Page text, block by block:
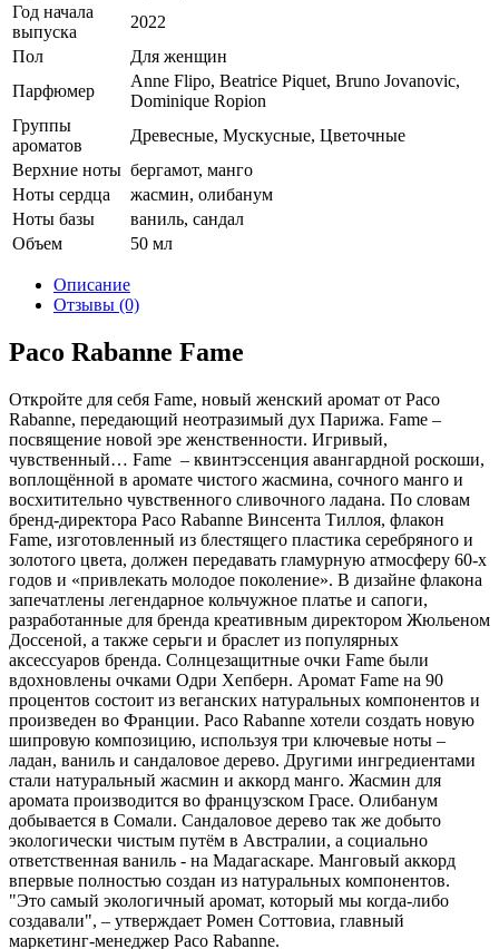
Год начала
выпуска
2022
Пол
Для женщин
Парфюмер
Anne Flipo, Beatrice Piquet, Bruno Jovanovic,
Dominique Ropion
Группы
ароматов
Древесные, Мускусные, Цветочные
Верхние ноты бергамот, манго
Ноты сердца
жасмин, олибанум
Ноты базы
ваниль, сандал
Объем
50 мл
Описание
Отзывы (0)
Paco Rabanne Fame
Откройте для себя Fame, новый женский аромат от Paco
Rabanne, передающий неотразимый дух Парижа. Fame –
посвящение новой эре женственности. Игривый,
чувственный… Fame – квинтэссенция авангардной роскоши,
воплощённой в аромате чистого жасмина, сочного манго и
восхитительно чувственного сливочного ладана. По словам
бренд-директора Paco Rabanne Винсента Тиллоя, флакон
Fame, изготовленный из блестящего пластика серебряного и
золотого цвета, должен передавать гламурную атмосферу 60-х
годов и «привлекать молодое поколение». В дизайне флакона
запечатлены легендарное кольчужное платье и сапоги,
разработанные для бренда креативным директором Жюльеном
Доссеной, а также серьги и браслет из популярных
аксессуаров бренда. Солнцезащитные очки Fame были
вдохновлены очками Одри Хепберн. Аромат Fame на 90
процентов состоит из веганских натуральных компонентов и
произведен во Франции. Paco Rabanne хотели создать новую
шипровую композицию, используя три ключевые ноты –
ладан, ваниль и сандаловое дерево. Другими ингредиентами
стали натуральный жасмин и аккорд манго. Жасмин для
аромата производится во французском Грасе. Олибанум
добывается в Сомали. Сандаловое дерево так же добыто
экологически чистым путём в Австралии, а социально
ответственная ваниль - на Мадагаскаре. Манговый аккорд
впервые полностью создан из натуральных компонентов.
"Это самый экологичный аромат, который мы когда-либо
создавали", – утверждает Ромен Соттовиа, главный
маркетинг-менеджер Paco Rabanne.